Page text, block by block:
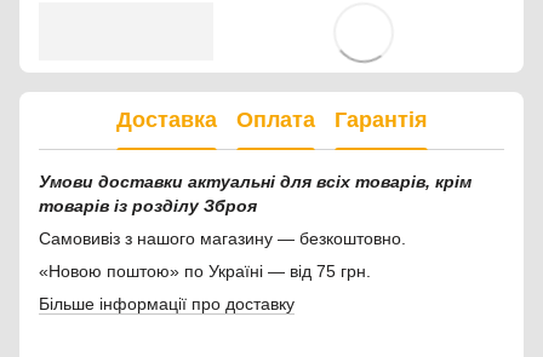
Доставка Оплата Гарантія
Умови доставки актуальні для всіх товарів, крім
товарів із розділу Зброя
Самовивіз з нашого магазину — безкоштовно.
«Новою поштою» по Україні — від 75 грн.
Більше інформації про доставку